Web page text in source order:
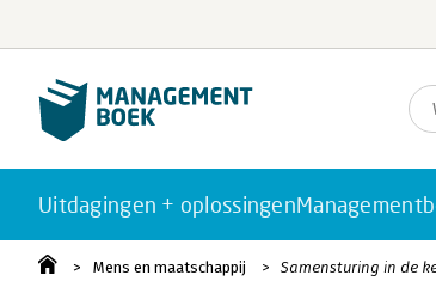
Uitdagingen + oplossingen
Mens en maatschappij Samensturing in de